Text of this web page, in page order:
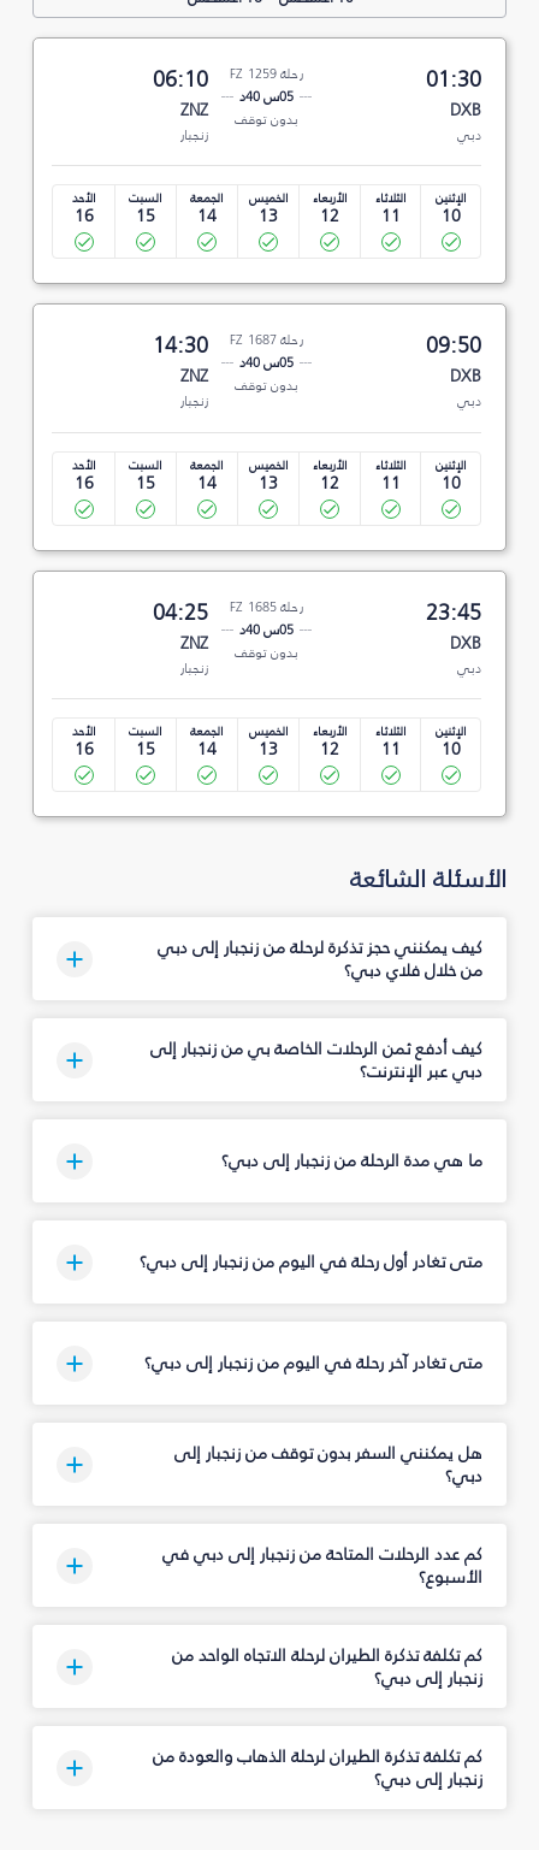
01:30
DXB
دبي
رحلة FZ 1259
05س 40د
بدون توقف
06:10
ZNZ
زنجبار
الإثنين
10
الثلاثاء
11
الأربعاء
12
الخميس
13
الجمعة
14
السبت
15
الأحد
16
09:50
DXB
دبي
رحلة FZ 1687
05س 40د
بدون توقف
14:30
ZNZ
زنجبار
الإثنين
10
الثلاثاء
11
الأربعاء
12
الخميس
13
الجمعة
14
السبت
15
الأحد
16
23:45
DXB
دبي
رحلة FZ 1685
05س 40د
بدون توقف
04:25
ZNZ
زنجبار
الإثنين
10
الثلاثاء
11
الأربعاء
12
الخميس
13
الجمعة
14
السبت
15
الأحد
16
الأسئلة الشائعة
كيف يمكنني حجز تذكرة لرحلة من زنجبار إلى دبي
من خلال فلاي دبي؟
كيف أدفع ثمن الرحلات الخاصة بي من زنجبار إلى
دبي عبر الإنترنت؟
ما هي مدة الرحلة من زنجبار إلى دبي؟
متى تغادر أول رحلة في اليوم من زنجبار إلى دبي؟
متى تغادر آخر رحلة في اليوم من زنجبار إلى دبي؟
هل يمكنني السفر بدون توقف من زنجبار إلى
دبي؟
كم عدد الرحلات المتاحة من زنجبار إلى دبي في
الأسبوع؟
كم تكلفة تذكرة الطيران لرحلة الاتجاه الواحد من
زنجبار إلى دبي؟
كم تكلفة تذكرة الطيران لرحلة الذهاب والعودة من
زنجبار إلى دبي؟